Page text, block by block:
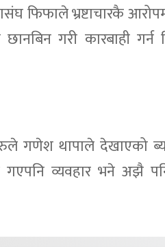
फिफाले भ्रष्टाचारकै
गरी कारबाही गर्न
गणेश थापाले देखाएको
व्यवहार भने अझै